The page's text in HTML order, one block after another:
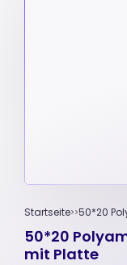
Startseite 50*20
50*20
mit Platte